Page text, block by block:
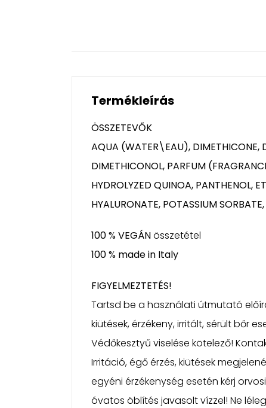
Termékleírás
ÖSSZETEVŐK
AQUA (WATER\EAU), DIMETHICONE,
DIMETHICONOL, PARFUM
HYDROLYZED QUINOA, PANTHENOL,
HYALURONATE, POTASSIUM
100 % VEGÁNösszetétel
100 % made in Italy
FIGYELMEZTETÉS!
Tartsd be a használati útmutató
kiütések, érzékeny, irritált, sérült bőr
Védőkesztyű viselése kötelező!
Irritáció, égő érzés, kiütések
egyéni érzékenység esetén kérj
óvatos öblítés javasolt vízzel! Ne